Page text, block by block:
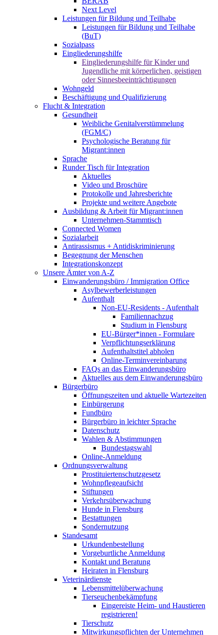
Next Level
Leistungen für Bildung und Teilhabe
Leistungen für Bildung und Teilhabe
(BuT)
Sozialpass
Eingliederungshilfe
Eingliederungshilfe für Kinder und
Jugendliche mit körperlichen, geistigen
oder Sinnesbeeinträchtigungen
Wohngeld
Beschäftigung und Qualifizierung
Flucht & Integration
Gesundheit
Weibliche Genitalverstümmelung
(FGM/C)
Psychologische Beratung für
Migrant:innen
Sprache
Runder Tisch für Integration
Aktuelles
Video und Broschüre
Protokolle und Jahresberichte
Projekte und weitere Angebote
Ausbildung & Arbeit für Migrant:innen
Unternehmen-Stammtisch
Connected Women
Sozialarbeit
Antirassismus + Antidiskriminierung
Begegnung der Menschen
Integrationskonzept
Unsere Ämter von A-Z
Einwanderungsbüro / Immigration Office
Asylbewerberleistungen
Aufenthalt
Non-EU-Residents - Aufenthalt
Familiennachzug
Studium in Flensburg
EU-Bürger*innen - Formulare
Verpflichtungserklärung
Aufenthaltstitel abholen
Online-Terminvereinbarung
FAQs an das Einwanderungsbüro
Aktuelles aus dem Einwanderungsbüro
Bürgerbüro
Öffnungszeiten und aktuelle Wartezeiten
Einbürgerung
Fundbüro
Bürgerbüro in leichter Sprache
Datenschutz
Wahlen & Abstimmungen
Bundestagswahl
Online-Anmeldung
Ordnungsverwaltung
Prostituiertenschutzgesetz
Wohnpflegeaufsicht
Stiftungen
Verkehrsüberwachung
Hunde in Flensburg
Bestattungen
Sondernutzung
Standesamt
Urkundenbestellung
Vorgeburtliche Anmeldung
Kontakt und Beratung
Heiraten in Flensburg
Veterinärdienste
Lebensmittelüberwachung
Tierseuchenbekämpfung
Eingereiste Heim- und Haustieren
registrieren!
Tierschutz
Mitwirkungspflichten der Unternehmen